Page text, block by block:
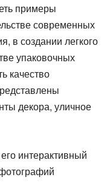
примеры
современных
в создании легкого
упаковочных
качество
декора, уличное
интерактивный